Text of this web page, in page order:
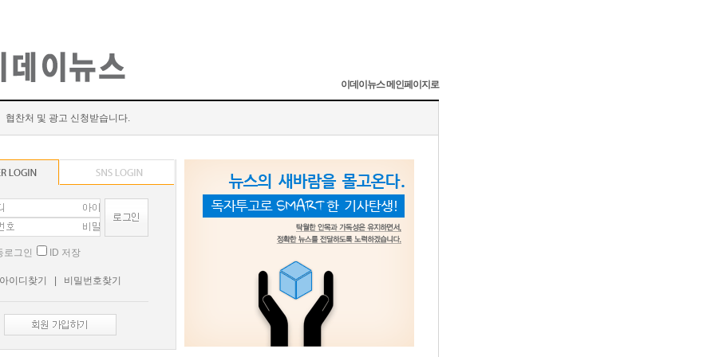
이데이뉴스 메인페이지로
협찬처 및 광고 신청받습니다.
그인 ID 저장
이디찾기 비밀번호찾기